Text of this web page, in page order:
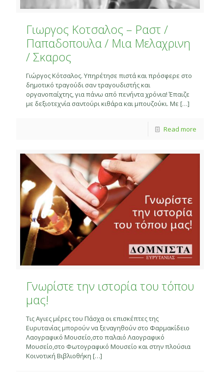
Γιωργος Κοτσαλος – Ραστ /
Παπαδοπουλα / Μια Μελαχρινη
/ Σκαρος
Γιώργος Κότσαλος. Υπηρέτησε πιστά και πρόσφερε στο
δημοτικό τραγούδι σαν τραγουδιστής και
οργανοπαίχτης, για πάνω από πενήντα χρόνια! Έπαιζε
με δεξιοτεχνία σαντούρι κιθάρα και μπουζούκι. Με […]
Read more
Γνωρίστε την ιστορία του τόπου
μας!
Τις Αγιες μέρες του Πάσχα οι επισκέπτες της
Ευρυτανίας μπορούν να ξεναγηθούν στο Φαρμακίδειο
Λαογραφικό Μουσείο,στο παλαιό Λαογραφικό
Μουσείο,στο Φωτογραφικό Μουσείο και στην πλούσια
Κοινοτική Βιβλιοθήκη […]